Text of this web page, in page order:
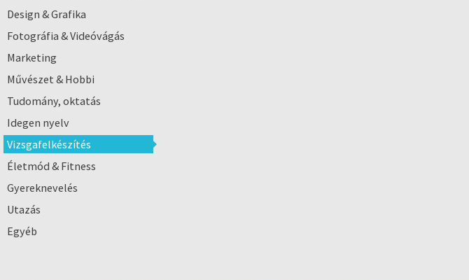
Design & Grafika
Fotográfia & Videóvágás
Marketing
Művészet & Hobbi
Tudomány, oktatás
Idegen nyelv
Vizsgafelkészítés
Életmód & Fitness
Gyereknevelés
Utazás
Egyéb